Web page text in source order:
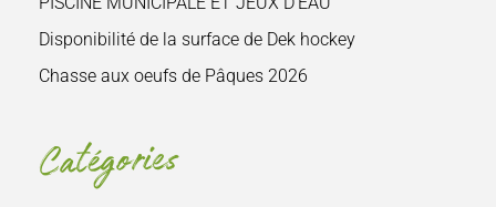
Disponibilité de la surface de Dek hockey
Chasse aux oeufs de Pâques 2026
Catégories